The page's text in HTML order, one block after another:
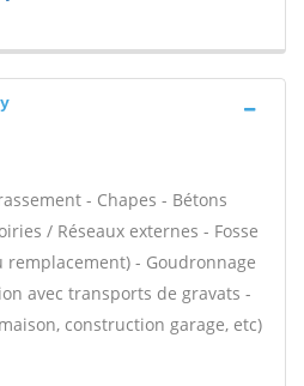
- Chapes - Bétons
/ Réseaux externes - Fosse
- Goudronnage
avec transports de gravats -
construction garage, etc)